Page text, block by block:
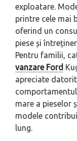
exploatare.
printre cele mai
oferind un
piese și
Pentru familii,
vanzare Ford
apreciate
mare a pieselor
modele
lung.